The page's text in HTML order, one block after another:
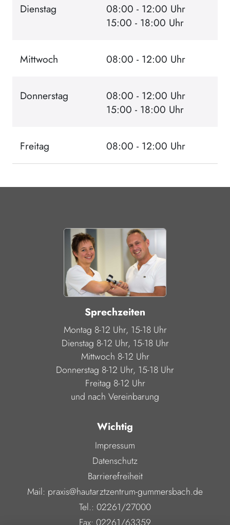
Dienstag
08:00 - 12:00 Uhr
15:00 - 18:00 Uhr
Mittwoch 08:00 - 12:00 Uhr
Donnerstag
08:00 - 12:00 Uhr
15:00 - 18:00 Uhr
Freitag 08:00 - 12:00 Uhr
Sprechzeiten
Montag 8-12 Uhr, 15-18 Uhr
Dienstag 8-12 Uhr, 15-18 Uhr
Mittwoch 8-12 Uhr
Donnerstag 8-12 Uhr, 15-18 Uhr
Freitag 8-12 Uhr
und nach Vereinbarung
Wichtig
Impressum
Datenschutz
Barrierefreiheit
Mail: praxis@hautarztzentrum-gummersbach.de
Tel.: 02261/27000